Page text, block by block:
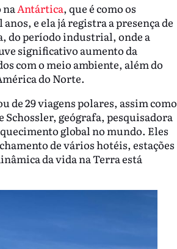
naAntártica, que é como os
e ela já registra a presença de
do período industrial, onde a
significativo aumento da
com o meio ambiente, além do
do Norte.
de 29 viagens polares, assim como
geógrafa, pesquisadora
global no mundo. Eles
de vários hotéis, estações
da vida na Terra está